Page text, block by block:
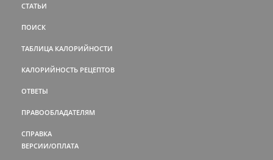
СТАТЬИ
ПОИСК
ТАБЛИЦА КАЛОРИЙНОСТИ
КАЛОРИЙНОСТЬ РЕЦЕПТОВ
ОТВЕТЫ
ПРАВООБЛАДАТЕЛЯМ
СПРАВКА
ВЕРСИИ/ОПЛАТА